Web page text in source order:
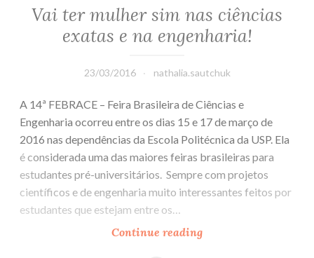
Vai ter mulher sim nas ciências
exatas e na engenharia!
23/03/2016 nathalia.sautchuk
A 14ª FEBRACE – Feira Brasileira de Ciências e
Engenharia ocorreu entre os dias 15 e 17 de março de
2016 nas dependências da Escola Politécnica da USP. Ela
é considerada uma das maiores feiras brasileiras para
estudantes pré-universitários. Sempre com projetos
científicos e de engenharia muito interessantes feitos por
estudantes que estejam entre os…
Continue reading